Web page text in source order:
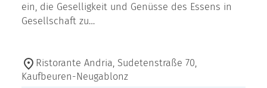
ein, die Geselligkeit und Genüsse des Essens in
Gesellschaft zu…
Ristorante Andria, Sudetenstraße 70,
Kaufbeuren-Neugablonz